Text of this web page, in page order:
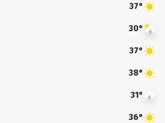
37°
30°
37°
38°
31°
36°